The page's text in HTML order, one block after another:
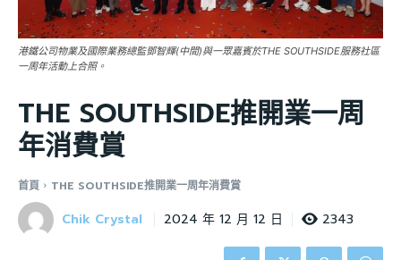
港鐵公司物業及國際業務總監鄧智輝(中間)與一眾嘉賓於THE SOUTHSIDE服務社區
一周年活動上合照。
THE SOUTHSIDE推開業一周
年消費賞
首頁 THE SOUTHSIDE推開業一周年消費賞
Chik Crystal 2024 年 12 月 12 日 2343